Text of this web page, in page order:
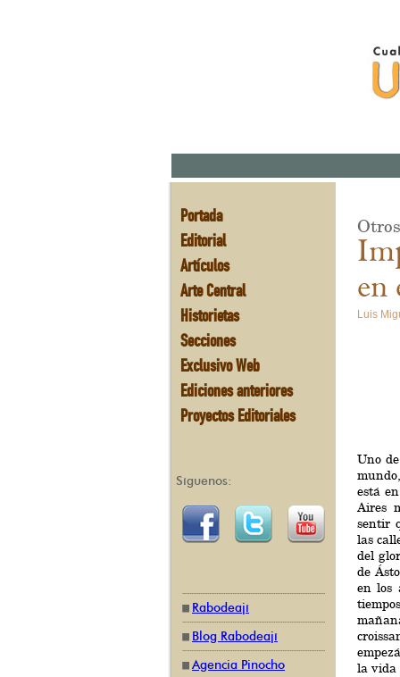
Portada
Editorial
Artículos
Arte Central
Historietas
Secciones
Exclusivo Web
Ediciones anteriores
Proyectos Editoriales
Síguenos:
Rabodeají
Blog Rabodeají
Agencia Pinocho
en
Luis
Uno
está
Aires
sentir
las
del
de
en los
la vida